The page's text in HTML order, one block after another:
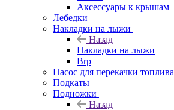
Аксессуары к крышам
Лебедки
Накладки на лыжи
Назад
Накладки на лыжи
Brp
Насос для перекачки топлива
Подкаты
Подножки
Назад